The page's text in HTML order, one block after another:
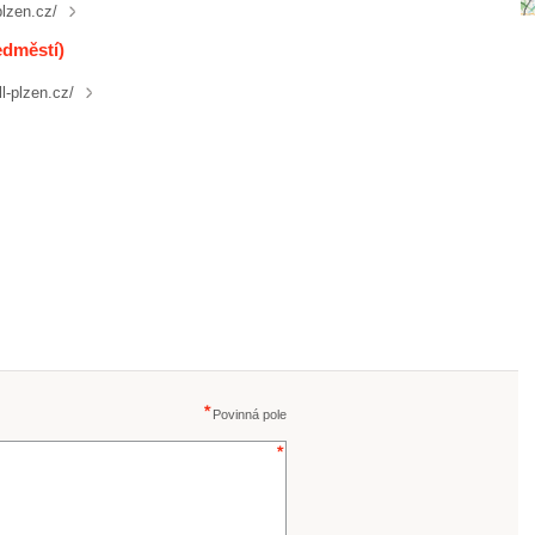
plzen.cz/
Povinná pole